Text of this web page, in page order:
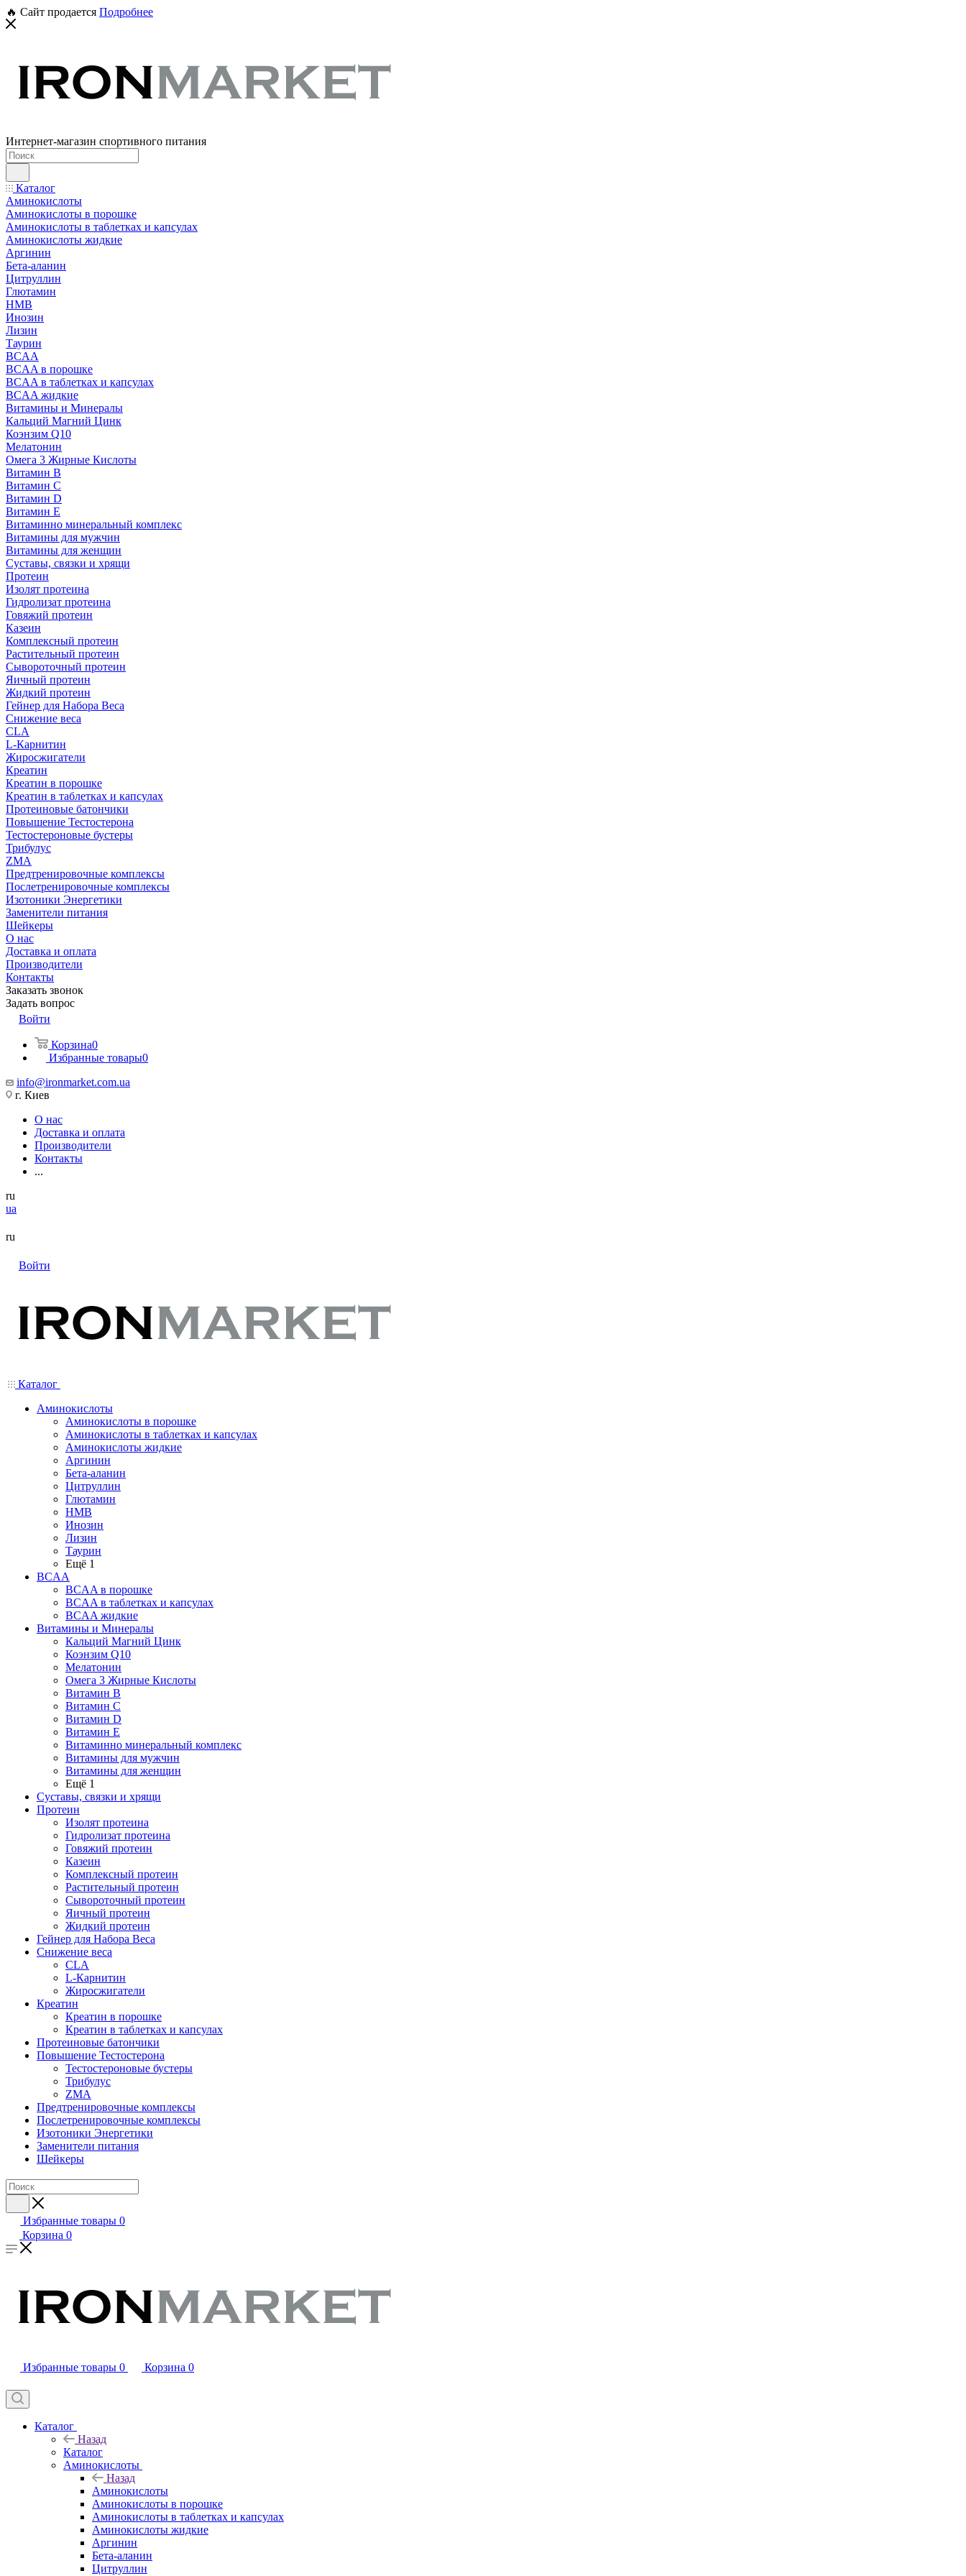
🔥 Сайт продается Подробнее
Интернет-магазин спортивного питания
Каталог
Аминокислоты
Аминокислоты в порошке
Аминокислоты в таблетках и капсулах
Аминокислоты жидкие
Аргинин
Бета-аланин
Цитруллин
Глютамин
HMB
Инозин
Лизин
Таурин
BCAA
BCAA в порошке
BCAA в таблетках и капсулах
BCAA жидкие
Витамины и Минералы
Кальций Магний Цинк
Коэнзим Q10
Мелатонин
Омега 3 Жирные Кислоты
Витамин B
Витамин C
Витамин D
Витамин E
Витаминно минеральный комплекс
Витамины для мужчин
Витамины для женщин
Суставы, связки и хрящи
Протеин
Изолят протеина
Гидролизат протеина
Говяжий протеин
Казеин
Комплексный протеин
Растительный протеин
Сывороточный протеин
Яичный протеин
Жидкий протеин
Гейнер для Набора Веса
Снижение веса
CLA
L-Карнитин
Жиросжигатели
Креатин
Креатин в порошке
Креатин в таблетках и капсулах
Протеиновые батончики
Повышение Тестостерона
Тестостероновые бустеры
Трибулус
ZMA
Предтренировочные комплексы
Послетренировочные комплексы
Изотоники Энергетики
Заменители питания
Шейкеры
О нас
Доставка и оплата
Производители
Контакты
Заказать звонок
Задать вопрос
Войти
Корзина0
Избранные товары0
info@ironmarket.com.ua
г. Киев
О нас
Доставка и оплата
Производители
Контакты
...
ru
ua
ru
Войти
Каталог
Аминокислоты
Аминокислоты в порошке
Аминокислоты в таблетках и капсулах
Аминокислоты жидкие
Аргинин
Бета-аланин
Цитруллин
Глютамин
HMB
Инозин
Лизин
Таурин
Ещё 1
BCAA
BCAA в порошке
BCAA в таблетках и капсулах
BCAA жидкие
Витамины и Минералы
Кальций Магний Цинк
Коэнзим Q10
Мелатонин
Омега 3 Жирные Кислоты
Витамин B
Витамин C
Витамин D
Витамин E
Витаминно минеральный комплекс
Витамины для мужчин
Витамины для женщин
Ещё 1
Суставы, связки и хрящи
Протеин
Изолят протеина
Гидролизат протеина
Говяжий протеин
Казеин
Комплексный протеин
Растительный протеин
Сывороточный протеин
Яичный протеин
Жидкий протеин
Гейнер для Набора Веса
Снижение веса
CLA
L-Карнитин
Жиросжигатели
Креатин
Креатин в порошке
Креатин в таблетках и капсулах
Протеиновые батончики
Повышение Тестостерона
Тестостероновые бустеры
Трибулус
ZMA
Предтренировочные комплексы
Послетренировочные комплексы
Изотоники Энергетики
Заменители питания
Шейкеры
Избранные товары 0
Корзина 0
Избранные товары 0 Корзина 0
Каталог
Назад
Каталог
Аминокислоты
Назад
Аминокислоты
Аминокислоты в порошке
Аминокислоты в таблетках и капсулах
Аминокислоты жидкие
Аргинин
Бета-аланин
Цитруллин